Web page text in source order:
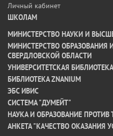
Личный кабинет
ШКОЛАМ
МИНИСТЕРСТВО НАУКИ И
МИНИСТЕРСТВО
СВЕРДЛОВСКОЙ ОБЛАСТИ
УНИВЕРСИТЕТСКАЯ
БИБЛИОТЕКА ZNANIUM
ЭБС ИВИС
СИСТЕМА "ДУМЕЙТ"
НАУКА И ОБРАЗОВАНИЕ ПРОТИВ
АНКЕТА "КАЧЕСТВО ОКАЗАНИЯ